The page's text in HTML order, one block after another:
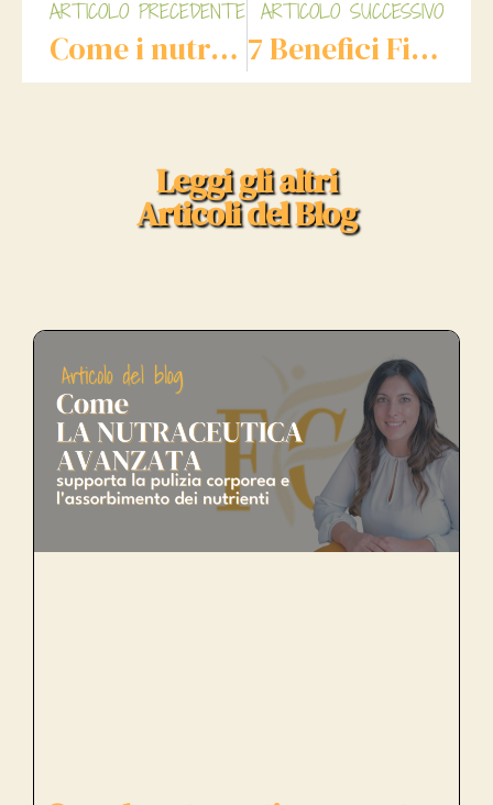
ARTICOLO PRECEDENTE
Come i nutraceutici possono aiutarti a gestire lo stress e l’ansia
ARTICOLO SUCCESSIVO
7 Benefici Fisici ed Emotivi della Detossinazione
Leggi gli altri
Articoli del Blog